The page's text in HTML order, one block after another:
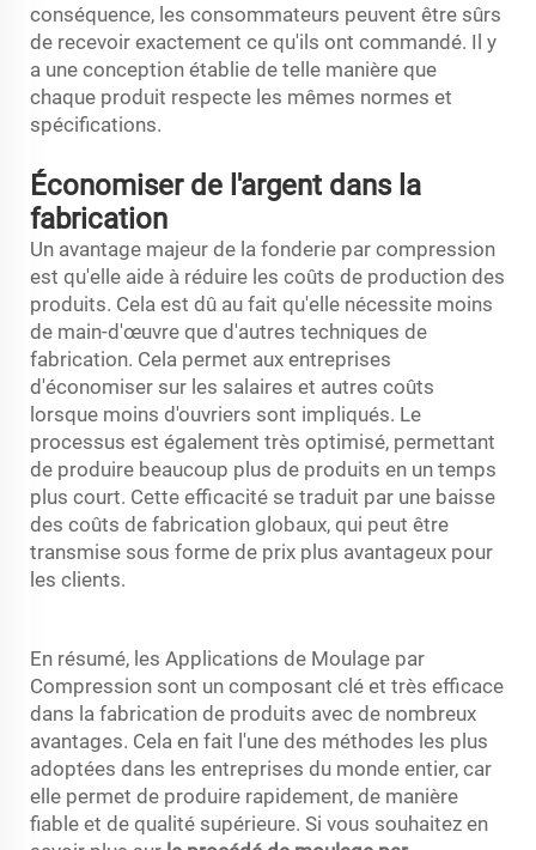
conséquence, les consommateurs peuvent être sûrs
de recevoir exactement ce qu'ils ont commandé. Il y
a une conception établie de telle manière que
chaque produit respecte les mêmes normes et
spécifications.
Économiser de l'argent dans la
fabrication
Un avantage majeur de la fonderie par compression
est qu'elle aide à réduire les coûts de production des
produits. Cela est dû au fait qu'elle nécessite moins
de main-d'œuvre que d'autres techniques de
fabrication. Cela permet aux entreprises
d'économiser sur les salaires et autres coûts
lorsque moins d'ouvriers sont impliqués. Le
processus est également très optimisé, permettant
de produire beaucoup plus de produits en un temps
plus court. Cette efficacité se traduit par une baisse
des coûts de fabrication globaux, qui peut être
transmise sous forme de prix plus avantageux pour
les clients.
En résumé, les Applications de Moulage par
Compression sont un composant clé et très efficace
dans la fabrication de produits avec de nombreux
avantages. Cela en fait l'une des méthodes les plus
adoptées dans les entreprises du monde entier, car
elle permet de produire rapidement, de manière
fiable et de qualité supérieure. Si vous souhaitez en